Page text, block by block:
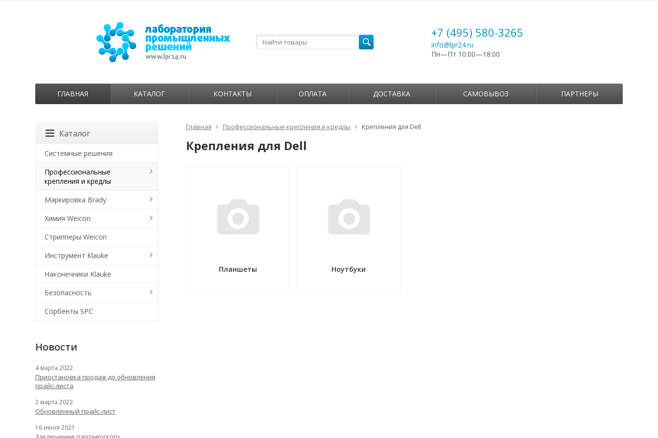
+7 (495) 580-3265
info@lpr24.ru
Пн—Пт 10:00—18:00
ГЛАВНАЯ КАТАЛОГ КОНТАКТЫ ОПЛАТА ДОСТАВКА САМОВЫВОЗ ПАРТНЕРЫ
Главная Профессиональные крепления и кредлы Крепления для Dell
Крепления для Dell
Планшеты Ноутбуки
Каталог
Системные решения
Профессиональные
крепления и кредлы
Маркировка Brady
Химия Weicon
Стрипперы Weicon
Инструмент Klauke
Наконечники Klauke
Безопасность
Сорбенты SPC
Новости
4 марта 2022
Приостановка продаж до обновления
прайс-листа
2 марта 2022
Обновленный прайс-лист
16 июня 2021